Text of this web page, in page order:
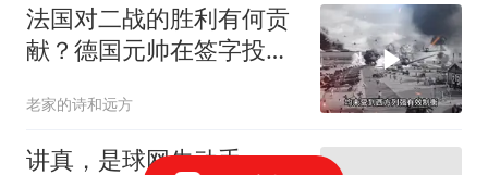
法国对二战的胜利有何贡
献？德国元帅在签字投降
老家的诗和远方
讲真，是球网先动手